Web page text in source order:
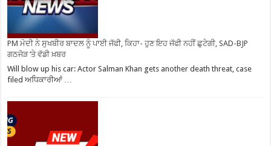
PM ਮੋਦੀ ਨੇ ਸੁਖਬੀਰ ਬਾਦਲ ਨੂੰ ਪਾਈ ਜੱਫੀ, ਕਿਹਾ- ਹੁਣ ਇਹ ਜੱਫੀ ਨਹੀਂ ਛੁਟੇਗੀ, SAD-BJP
ਗਠਜੋੜ ‘ਤੇ ਵੱਡੀ ਖ਼ਬਰ
Will blow up his car: Actor Salman Khan gets another death threat, case
filed ਅਧਿਕਾਰੀਆਂ …